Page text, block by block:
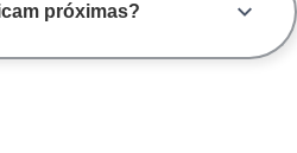
próximas?